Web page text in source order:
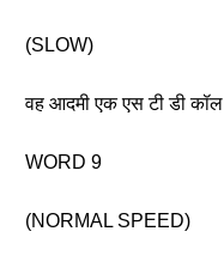
(SLOW)
वह आदमी एक एस टी डी कॉल
WORD 9
(NORMAL SPEED)